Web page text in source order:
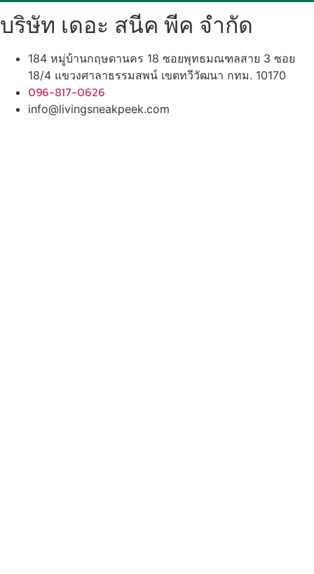
บริษัท เดอะ สนีค พีค จำกัด
184 หมู่บ้านกฤษดานคร 18 ซอยพุทธมณฑลสาย 3 ซอย
18/4 แขวงศาลาธรรมสพน์ เขตทวีวัฒนา กทม. 10170
096-817-0626
info@livingsneakpeek.com